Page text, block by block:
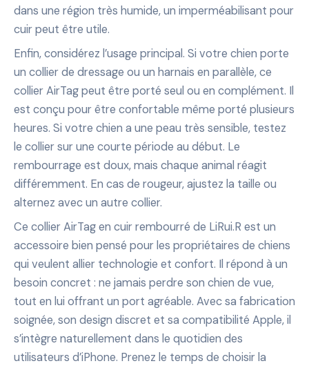
dans une région très humide, un imperméabilisant pour
cuir peut être utile.
Enfin, considérez l’usage principal. Si votre chien porte
un collier de dressage ou un harnais en parallèle, ce
collier AirTag peut être porté seul ou en complément. Il
est conçu pour être confortable même porté plusieurs
heures. Si votre chien a une peau très sensible, testez
le collier sur une courte période au début. Le
rembourrage est doux, mais chaque animal réagit
différemment. En cas de rougeur, ajustez la taille ou
alternez avec un autre collier.
Ce collier AirTag en cuir rembourré de LiRui.R est un
accessoire bien pensé pour les propriétaires de chiens
qui veulent allier technologie et confort. Il répond à un
besoin concret : ne jamais perdre son chien de vue,
tout en lui offrant un port agréable. Avec sa fabrication
soignée, son design discret et sa compatibilité Apple, il
s’intègre naturellement dans le quotidien des
utilisateurs d’iPhone. Prenez le temps de choisir la